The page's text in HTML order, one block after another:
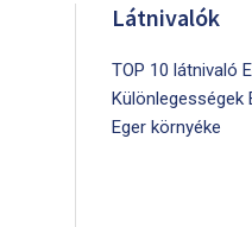
Látnivalók
TOP 10 látnivaló
Különlegességek
Eger környéke